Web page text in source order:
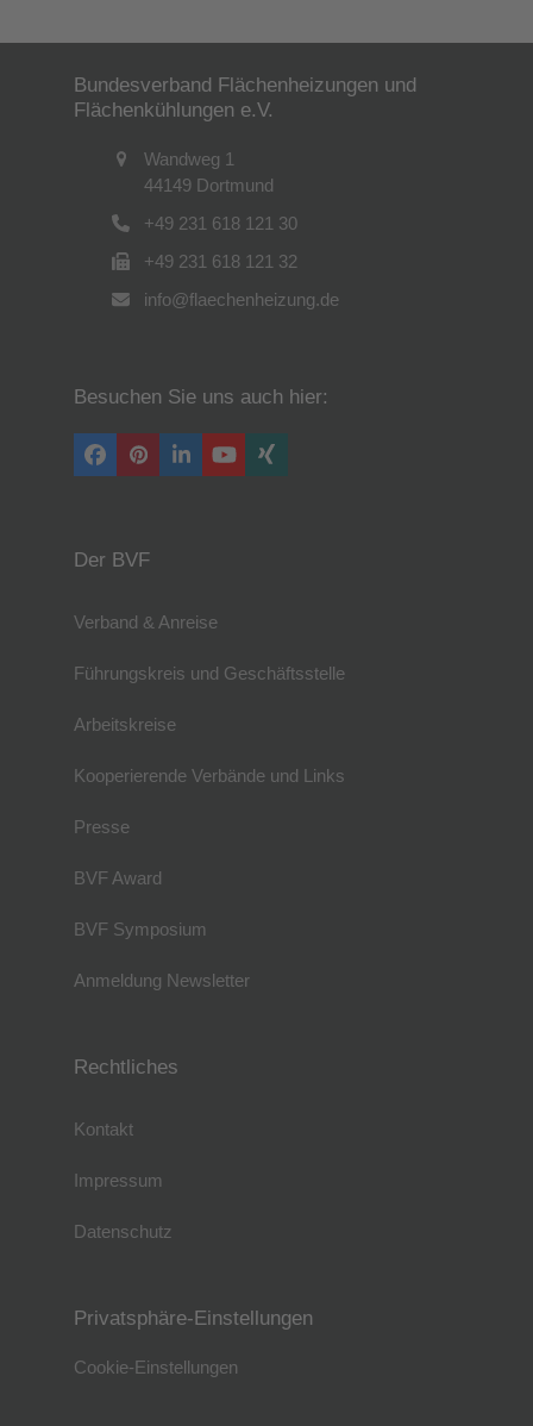
Bundesverband Flächenheizungen und
Flächenkühlungen e.V.
Wandweg 1
44149 Dortmund
+49 231 618 121 30
+49 231 618 121 32
info@flaechenheizung.de
Besuchen Sie uns auch hier:
Facebook
PinterestLinkedInYouTube
Xing
Der BVF
Verband & Anreise
Führungskreis und Geschäftsstelle
Arbeitskreise
Kooperierende Verbände und Links
Presse
BVF Award
BVF Symposium
Anmeldung Newsletter
Rechtliches
Kontakt
Impressum
Datenschutz
Privatsphäre-Einstellungen
Cookie-Einstellungen